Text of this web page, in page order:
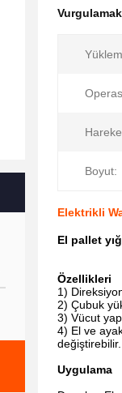
Boyut:
Elektrikli
El pallet
Özellikleri
1)
2) Çubuk
3) Vücut
4) El ve
değiştirebilir.
Uygulama